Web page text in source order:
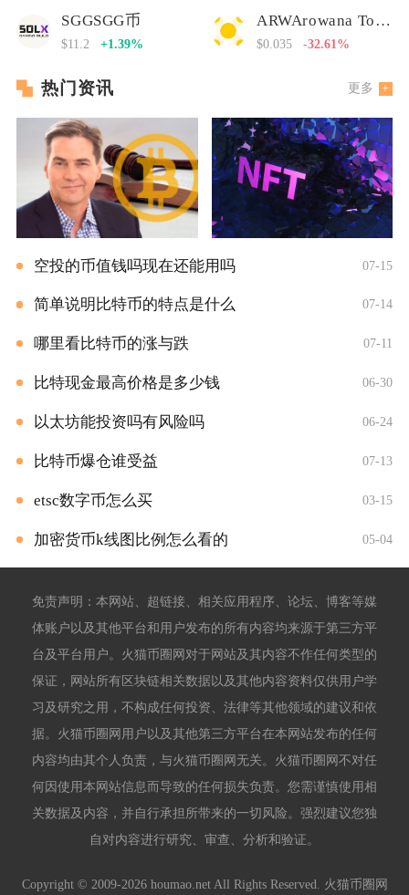
SGGSGG币
$11.2 +1.39%
ARWArowana Token
$0.035 -32.61%
热门资讯 更多
空投的币值钱吗现在还能用吗 07-15
简单说明比特币的特点是什么 07-14
哪里看比特币的涨与跌 07-11
比特现金最高价格是多少钱 06-30
以太坊能投资吗有风险吗 06-24
比特币爆仓谁受益 07-13
etsc数字币怎么买 03-15
加密货币k线图比例怎么看的 05-04
免责声明：本网站、超链接、相关应用程序、论坛、博客等媒
体账户以及其他平台和用户发布的所有内容均来源于第三方平
台及平台用户。火猫币圈网对于网站及其内容不作任何类型的
保证，网站所有区块链相关数据以及其他内容资料仅供用户学
习及研究之用，不构成任何投资、法律等其他领域的建议和依
据。火猫币圈网用户以及其他第三方平台在本网站发布的任何
内容均由其个人负责，与火猫币圈网无关。火猫币圈网不对任
何因使用本网站信息而导致的任何损失负责。您需谨慎使用相
关数据及内容，并自行承担所带来的一切风险。强烈建议您独
自对内容进行研究、审查、分析和验证。
Copyright © 2009-2026 houmao.net All Rights Reserved. 火猫币圈网